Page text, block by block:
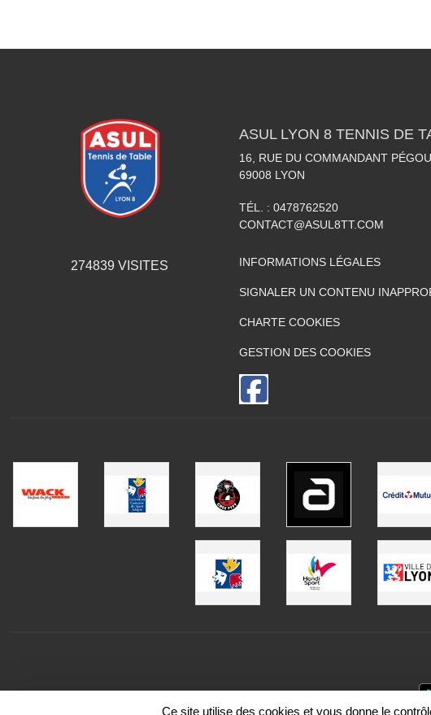
274839 VISITES
ASUL LYON 8 TENNIS DE
16, RUE DU COMMANDANT
69008 LYON
TÉL. : 0478762520
CONTACT@ASUL8TT.COM
INFORMATIONS LÉGALES
SIGNALER UN CONTENU
CHARTE COOKIES
GESTION DES COOKIES
Ce site utilise des cookies et vous donne le